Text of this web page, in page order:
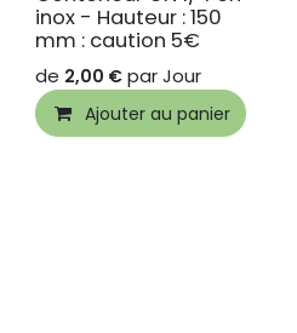
inox - Hauteur : 150
mm : caution 5€
de 2,00 € parJour
Ajouter au panier